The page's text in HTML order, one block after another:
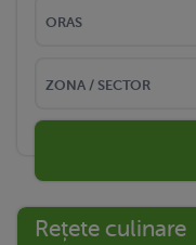
Rețete culinare